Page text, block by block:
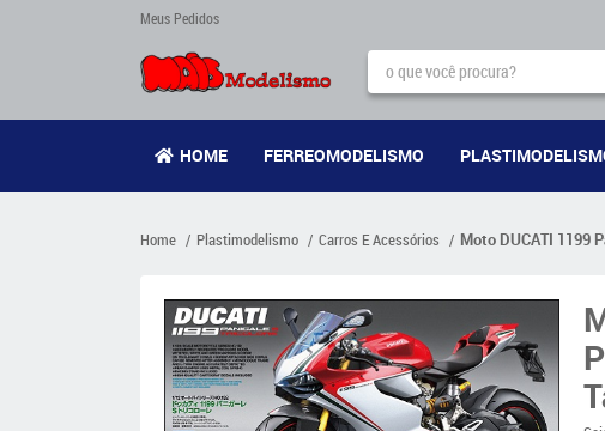
Meus Pedidos
HOME FERREOMODELISMO
Home Plastimodelismo Carros E Acessórios Moto DUCATI 1199